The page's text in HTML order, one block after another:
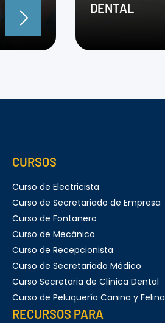
DENTAL
CURSOS
Curso de Electricista
Curso de Secretariado de Empresa
Curso de Fontanero
Curso de Mecánico
Curso de Recepcionista
Curso de Secretariado Médico
Curso Secretaria de Clínica Dental
Curso de Peluquería Canina y Felina
RECURSOS PARA